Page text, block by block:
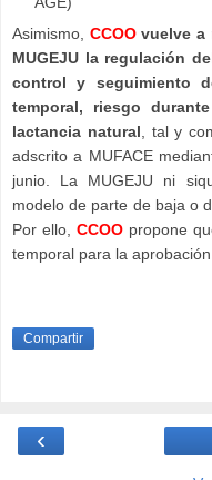
Asimismo, CCOOvuelve a
MUGEJU la regulación
control y seguimiento
temporal, riesgo
lactancia natural , tal y
adscrito a MUFACE
junio. La MUGEJU ni
modelo de parte de baja o
Por ello,CCOO propone
temporal para la
Compartir
‹